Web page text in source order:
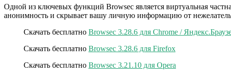
Одной из ключевых функций Browsec является виртуальная
анонимность и скрывает вашу личную информацию от
Скачать бесплатно Browsec 3.28.6 для Chrome /
Скачать бесплатно Browsec 3.28.6 для Firefox
Скачать бесплатно Browsec 3.21.10 для Opera